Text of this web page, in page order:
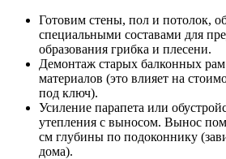
Готовим стены, пол и потолок,
специальными составами для
образования грибка и плесени.
Демонтаж старых балконных
материалов (это влияет на
под ключ).
Усиление парапета или
утепления с выносом. Вынос
см глубины по подоконнику
дома).